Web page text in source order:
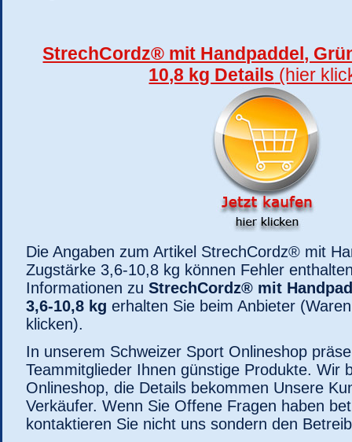
StrechCordz® mit Handpaddel,
10,8 kg Details (hier
Die Angaben zum Artikel StrechCordz® mit
Zugstärke 3,6-10,8 kg können Fehler
Informationen zu StrechCordz® mit
3,6-10,8 kg erhalten Sie beim Anbieter
klicken).
In unserem Schweizer Sport Onlineshop
Teammitglieder Ihnen günstige Produkte. Wir
Onlineshop, die Details bekommen Unsere
Verkäufer. Wenn Sie Offene Fragen haben
kontaktieren Sie nicht uns sondern den